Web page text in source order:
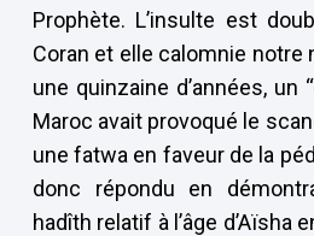
Prophète. L’insulte est
Coran et elle calomnie notre
une quinzaine d’années, un
Maroc avait provoqué le
une fatwa en faveur de la
donc répondu en
hadîth relatif à l’âge d’Aïsha